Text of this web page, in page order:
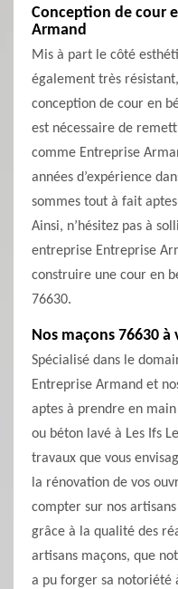
Conception de cour
Armand
Mis à part le côté
également très
conception de cour en
est nécessaire de
comme Entreprise
années d’expérience
sommes tout à fait
Ainsi, n’hésitez pas à
entreprise Entreprise
construire une cour en
76630.
Nos maçons 76630 à
Spécialisé dans le
Entreprise Armand et
aptes à prendre en
ou béton lavé à Les Ifs
travaux que vous
la rénovation de vos
compter sur nos artisans
grâce à la qualité des
artisans maçons, que
a pu forger sa notoriété